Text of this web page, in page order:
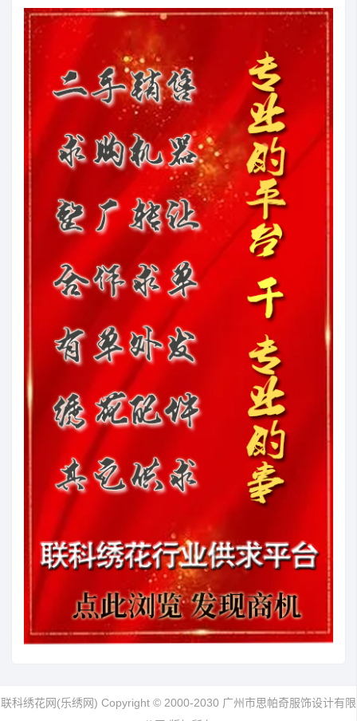
联科绣花网(乐绣网) Copyright © 2000-2030 广州市思帕奇服饰设计有限